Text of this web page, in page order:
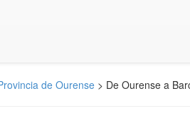
de Ourense > De Ourense a